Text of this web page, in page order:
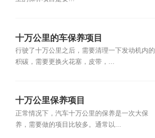
十万公里的车保养项目
行驶了十万公里之后，需要清理一下发动机内的
积碳，需要更换火花塞，皮带，...
十万公里保养项目
正常情况下，汽车十万公里的保养是一次大保
养，需要做的项目比较多。通常以...